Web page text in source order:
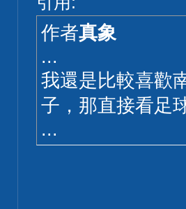
作者真象
...
我還是比較喜歡
子，那直接看足
...